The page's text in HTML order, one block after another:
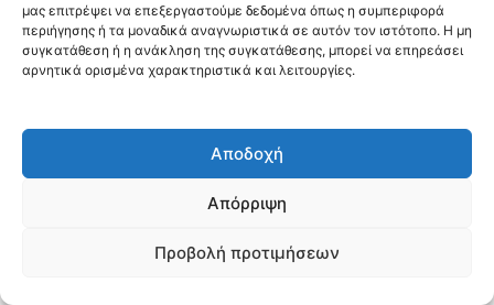
μας επιτρέψει να επεξεργαστούμε δεδομένα όπως η συμπεριφορά
περιήγησης ή τα μοναδικά αναγνωριστικά σε αυτόν τον ιστότοπο. Η μη
συγκατάθεση ή η ανάκληση της συγκατάθεσης, μπορεί να επηρεάσει
αρνητικά ορισμένα χαρακτηριστικά και λειτουργίες.
Αποδοχή
Απόρριψη
Προβολή προτιμήσεων